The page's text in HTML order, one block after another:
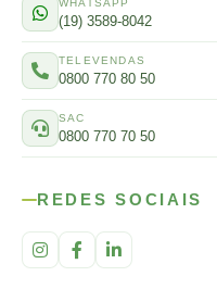
(19) 3589-8042
TELEVENDAS
0800 770 80 50
SAC
0800 770 70 50
REDES SOCIAIS